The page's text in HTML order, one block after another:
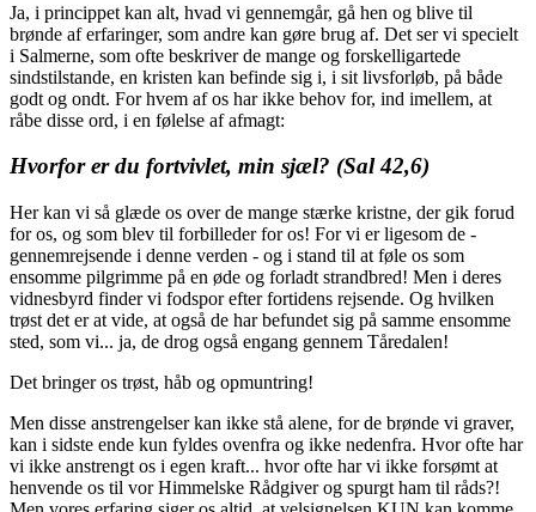
Ja, i princippet kan alt, hvad vi gennemgår, gå hen og blive til
brønde af erfaringer, som andre kan gøre brug af. Det ser vi specielt
i Salmerne, som ofte beskriver de mange og forskelligartede
sindstilstande, en kristen kan befinde sig i, i sit livsforløb, på både
godt og ondt. For hvem af os har ikke behov for, ind imellem, at
råbe disse ord, i en følelse af afmagt:
Hvorfor er du fortvivlet, min sjæl? (Sal 42,6)
Her kan vi så glæde os over de mange stærke kristne, der gik forud
for os, og som blev til forbilleder for os! For vi er ligesom de -
gennemrejsende i denne verden - og i stand til at føle os som
ensomme pilgrimme på en øde og forladt strandbred! Men i deres
vidnesbyrd finder vi fodspor efter fortidens rejsende. Og hvilken
trøst det er at vide, at også de har befundet sig på samme ensomme
sted, som vi... ja, de drog også engang gennem Tåredalen!
Det bringer os trøst, håb og opmuntring!
Men disse anstrengelser kan ikke stå alene, for de brønde vi graver,
kan i sidste ende kun fyldes ovenfra og ikke nedenfra. Hvor ofte har
vi ikke anstrengt os i egen kraft... hvor ofte har vi ikke forsømt at
henvende os til vor Himmelske Rådgiver og spurgt ham til råds?!